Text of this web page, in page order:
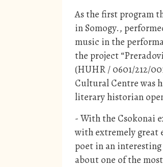
As the first program
in Somogy.,
music in the
the project
(HUHR / 0601/212/
Cultural Centre was
literary historian
- With the Csokonai
with extremely great
poet in an
about one of the